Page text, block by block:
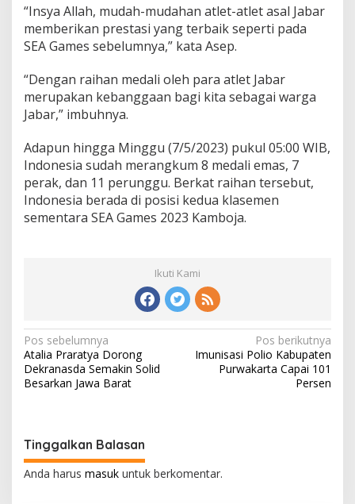
“Insya Allah, mudah-mudahan atlet-atlet asal Jabar
memberikan prestasi yang terbaik seperti pada
SEA Games sebelumnya,” kata Asep.
“Dengan raihan medali oleh para atlet Jabar
merupakan kebanggaan bagi kita sebagai warga
Jabar,” imbuhnya.
Adapun hingga Minggu (7/5/2023) pukul 05:00 WIB,
Indonesia sudah merangkum 8 medali emas, 7
perak, dan 11 perunggu. Berkat raihan tersebut,
Indonesia berada di posisi kedua klasemen
sementara SEA Games 2023 Kamboja.
Ikuti Kami
N
a
v
g
a
s
Pos sebelumnya
Atalia Praratya Dorong
Dekranasda Semakin Solid
Besarkan Jawa Barat
Pos berikutnya
Imunisasi Polio Kabupaten
Purwakarta Capai 101
Persen
Tinggalkan Balasan
Anda harus masuk untuk berkomentar.